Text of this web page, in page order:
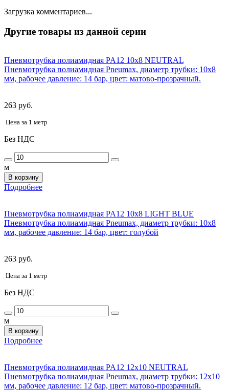
Загрузка комментариев...
Другие товары из данной серии
Пневмотрубка полиамидная PA12 10x8 NEUTRAL
Пневмотрубка полиамидная Pneumax, диаметр трубки: 10х8
мм, рабочее давление: 14 бар, цвет: матово-прозрачный.
263 руб.
Цена за 1 метр
Без НДС
м
В корзину
Подробнее
Пневмотрубка полиамидная PA12 10x8 LIGHT BLUE
Пневмотрубка полиамидная Pneumax, диаметр трубки: 10х8
мм, рабочее давление: 14 бар, цвет: голубой
263 руб.
Цена за 1 метр
Без НДС
м
В корзину
Подробнее
Пневмотрубка полиамидная PA12 12x10 NEUTRAL
Пневмотрубка полиамидная Pneumax, диаметр трубки: 12x10
мм, рабочее давление: 12 бар, цвет: матово-прозрачный.